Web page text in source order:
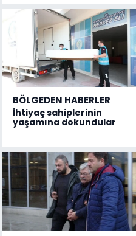
BÖLGEDEN HABERLER
İhtiyaç sahiplerinin
yaşamına dokundular